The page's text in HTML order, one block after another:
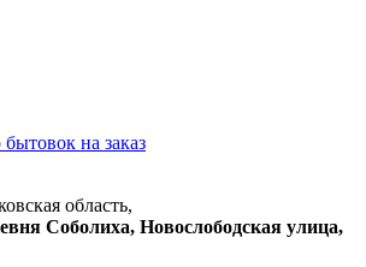
на заказ
область,
Соболиха, Новослободская улица,